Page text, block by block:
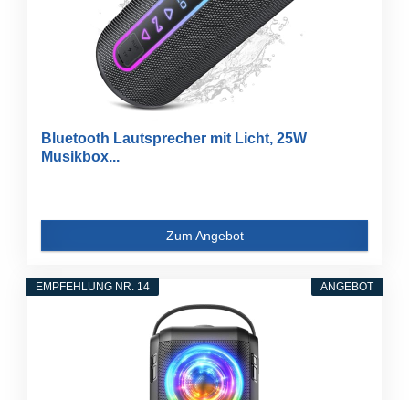
Bluetooth Lautsprecher mit Licht, 25W
Musikbox...
Zum Angebot
ANGEBOT
EMPFEHLUNG NR. 14